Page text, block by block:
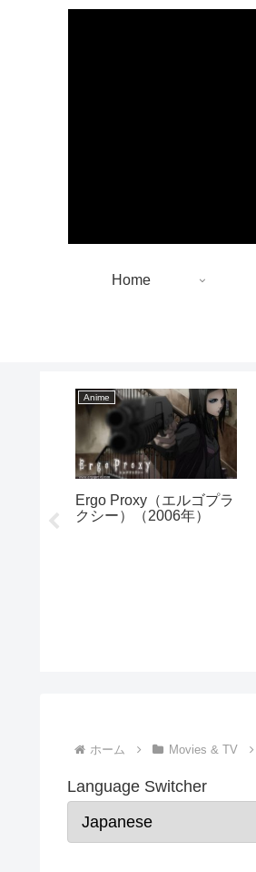
Home
Anime
Ergo Proxy（エルゴプラ
クシー）（2006年）
ホーム Movies & TV
Language Switcher